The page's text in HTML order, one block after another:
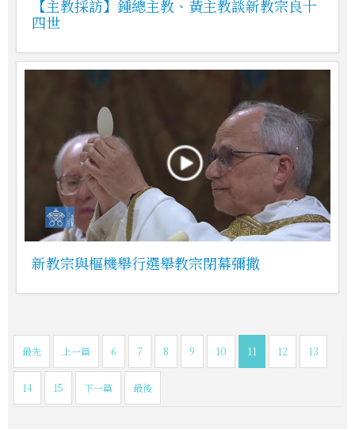
【主教採訪】鍾總主教、黃主教談新教宗良十
四世
新教宗與樞機舉行選舉教宗閉幕彌撒
最先 上一篇 6 7 8 9 10 11 12 13
14 15 下一篇 最後